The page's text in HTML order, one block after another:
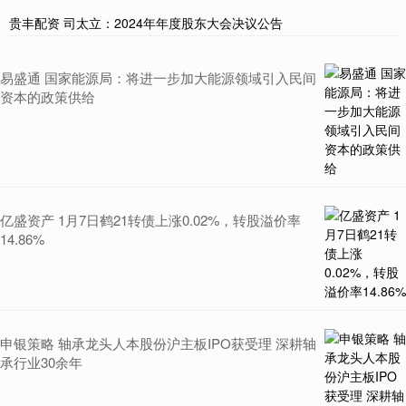
贵丰配资 司太立：2024年年度股东大会决议公告
易盛通 国家能源局：将进一步加大能源领域引入民间
资本的政策供给
亿盛资产 1月7日鹤21转债上涨0.02%，转股溢价率
14.86%
申银策略 轴承龙头人本股份沪主板IPO获受理 深耕轴
承行业30余年